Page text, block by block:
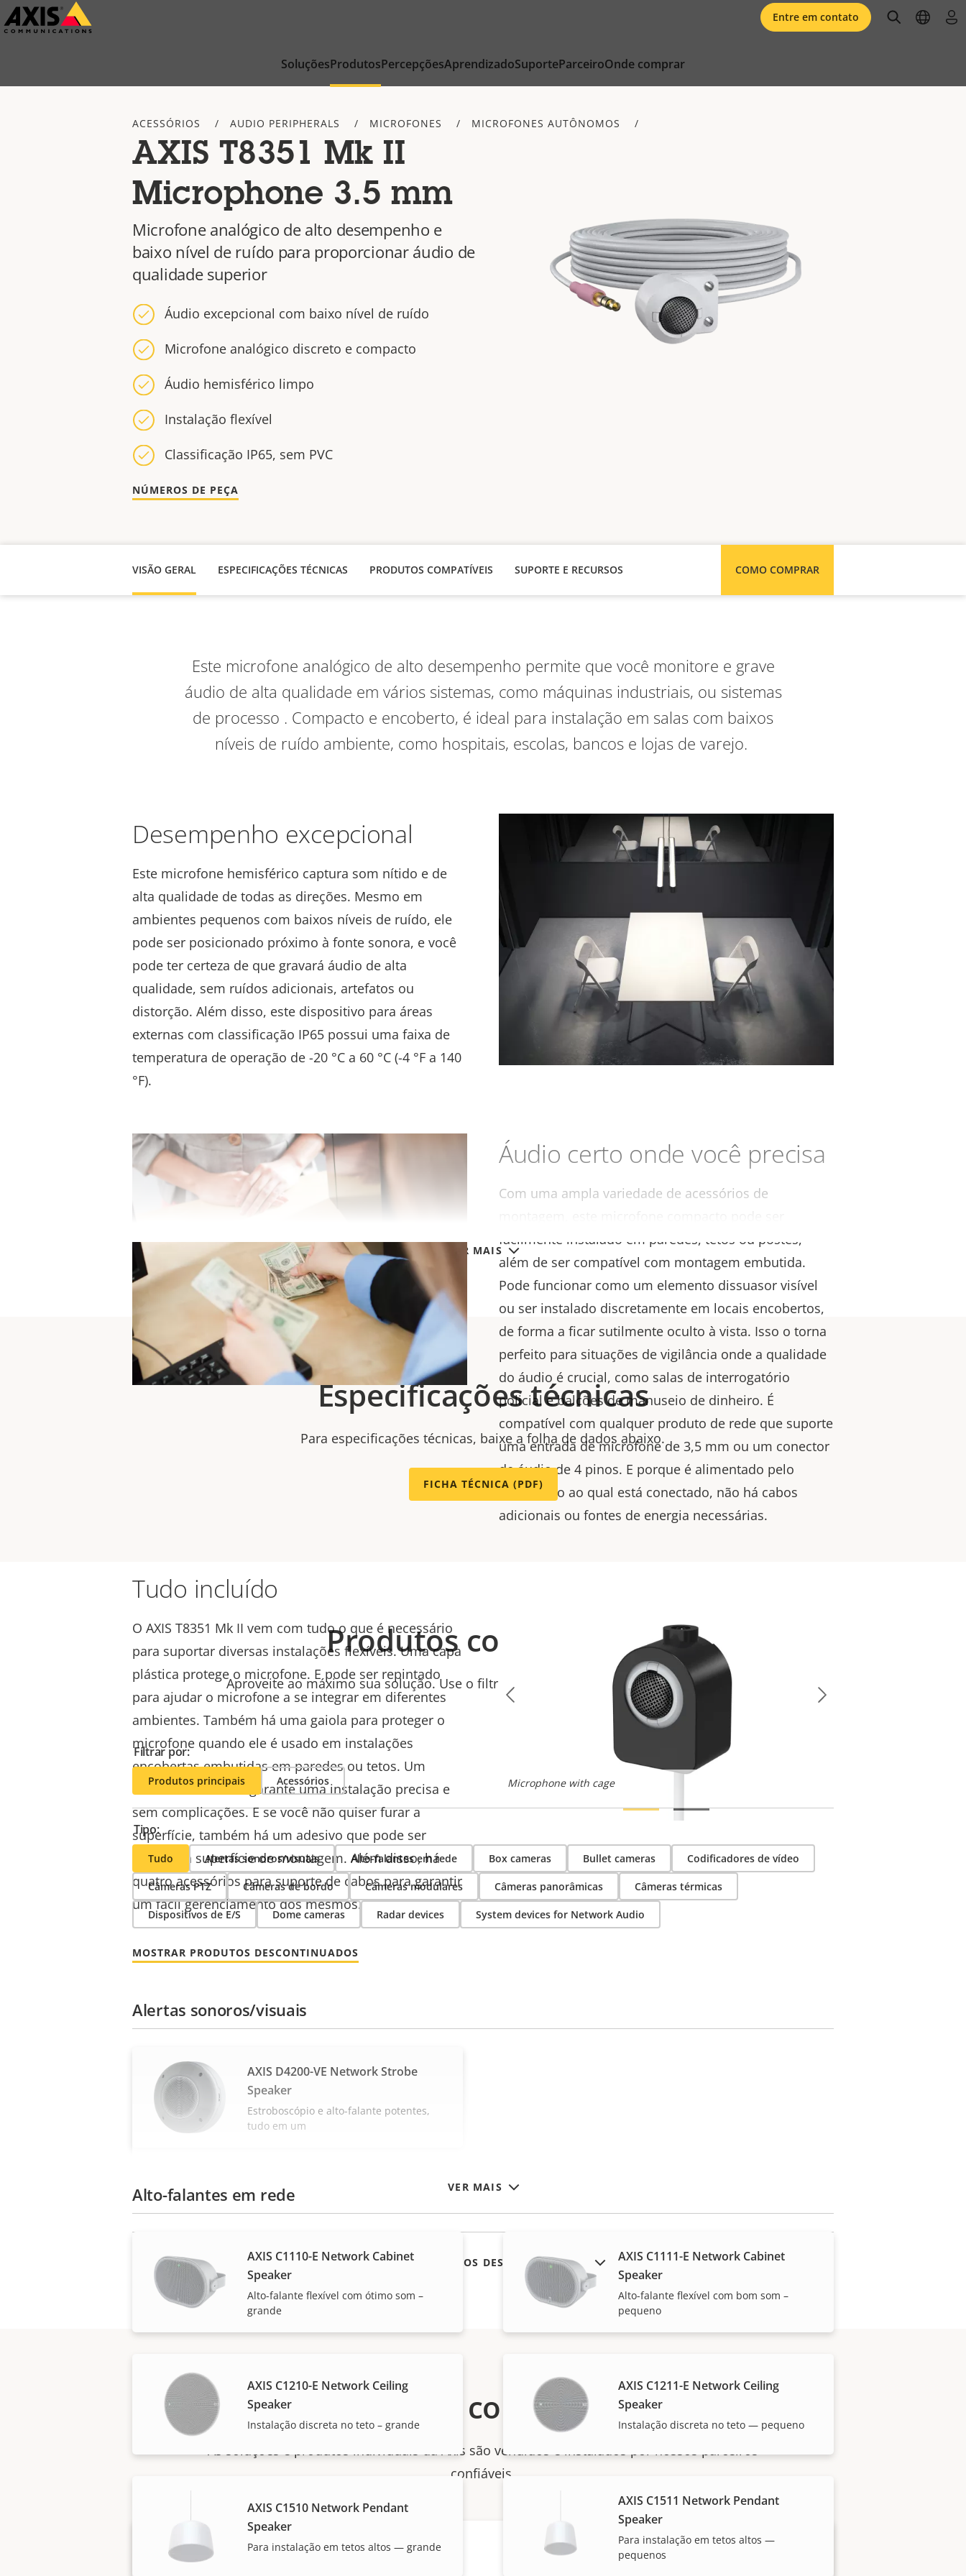
Pular
para
SoluçõesProdutosPercepçõesAprendizadoSuporteParceiroOnde comprar
Entre em contato openopen
ACESSÓRIOS AUDIO PERIPHERALS MICROFONES MICROFONES AUTÔNOMOS
AXIS T8351 Mk II
Microphone 3.5 mm
Microfone analógico de alto desempenho e
baixo nível de ruído para proporcionar áudio de
qualidade superior
Áudio excepcional com baixo nível de ruído
Microfone analógico discreto e compacto
Áudio hemisférico limpo
Instalação flexível
Classificação IP65, sem PVC
NÚMEROS DE PEÇA
VISÃO GERAL ESPECIFICAÇÕES TÉCNICAS PRODUTOS COMPATÍVEIS COMO COMPRAR
SUPORTE E RECURSOS
VER MAIS
Este microfone analógico de alto desempenho permite que você monitore e grave
áudio de alta qualidade em vários sistemas, como máquinas industriais, ou sistemas
de processo . Compacto e encoberto, é ideal para instalação em salas com baixos
níveis de ruído ambiente, como hospitais, escolas, bancos e lojas de varejo.
Desempenho excepcional
Este microfone hemisférico captura som nítido e de
alta qualidade de todas as direções. Mesmo em
ambientes pequenos com baixos níveis de ruído, ele
pode ser posicionado próximo à fonte sonora, e você
pode ter certeza de que gravará áudio de alta
qualidade, sem ruídos adicionais, artefatos ou
distorção. Além disso, este dispositivo para áreas
externas com classificação IP65 possui uma faixa de
temperatura de operação de -20 °C a 60 °C (-4 °F a 140
°F).
Áudio certo onde você precisa
Com uma ampla variedade de acessórios de
facilmente instalado em paredes, tetos ou postes,
além de ser compatível com montagem embutida.
Pode funcionar como um elemento dissuasor visível
ou ser instalado discretamente em locais encobertos,
de forma a ficar sutilmente oculto à vista. Isso o torna
perfeito para situações de vigilância onde a qualidade
do áudio é crucial, como salas de interrogatório
policial e balcões de manuseio de dinheiro. É
compatível com qualquer produto de rede que suporte
uma entrada de microfone de 3,5 mm ou um conector
de áudio de 4 pinos. E porque é alimentado pelo
dispositivo ao qual está conectado, não há cabos
adicionais ou fontes de energia necessárias.
Microphone with cover Microphone with cage
Tudo incluído
O AXIS T8351 Mk II vem com tudo o que é necessário
para suportar diversas instalações flexíveis. Umacapa
plástica protege o microfone. E pode ser repintado
para ajudar o microfone a se integrar em diferentes
ambientes. Também há uma gaiola para proteger o
microfone quando ele é usado em instalações
encobertas embutidas em paredes ou tetos. Um
modelo de montar garante uma instalação precisa e
sem complicações. E se você não quiser furar a
superfície, também há um adesivo que pode ser
colado na superfície de montagem. Além disso, há
quatro acessórios para suporte de cabos para garantir
um fácil gerenciamento dos mesmos.
Especificações técnicas
Para especificações técnicas, baixe a folha de dados abaixo.
FICHA TÉCNICA (PDF)
Produtos compatíveis
Aproveite ao máximo sua solução. Use o filtro para encontrar produtos compatíveis.
Filtrar por:
Produtos principais Acessórios
Tipo:
Tudo Alertas sonoros/visuais Alto-falantes em rede Box cameras Bullet cameras Codificadores de vídeo
Câmeras PTZ Câmeras de bordo Câmeras modulares Câmeras panorâmicas Câmeras térmicas
Dispositivos de E/S Dome cameras Radar devices System devices for Network Audio
MOSTRAR PRODUTOS DESCONTINUADOS
VER MAIS
Alertas sonoros/visuais
AXIS D4200-VE Network Strobe
Speaker
Estroboscópio e alto-falante potentes,
tudo em um
Alto-falantes em rede
AXIS C1110-E Network Cabinet
Speaker
Alto-falante flexível com ótimo som –
grande
AXIS C1111-E Network Cabinet
Speaker
Alto-falante flexível com bom som –
pequeno
AXIS C1210-E Network Ceiling
Speaker
Instalação discreta no teto – grande
AXIS C1211-E Network Ceiling
Speaker
Instalação discreta no teto — pequeno
AXIS C1510 Network Pendant
Speaker
Para instalação em tetos altos — grande
AXIS C1511 Network Pendant
Speaker
Para instalação em tetos altos —
pequenos
MOSTRAR PRODUTOS DESCONTINUADOS
Como comprar
As soluções e produtos individuais da Axis são vendidos e instalados por nossos parceiros
confiáveis.